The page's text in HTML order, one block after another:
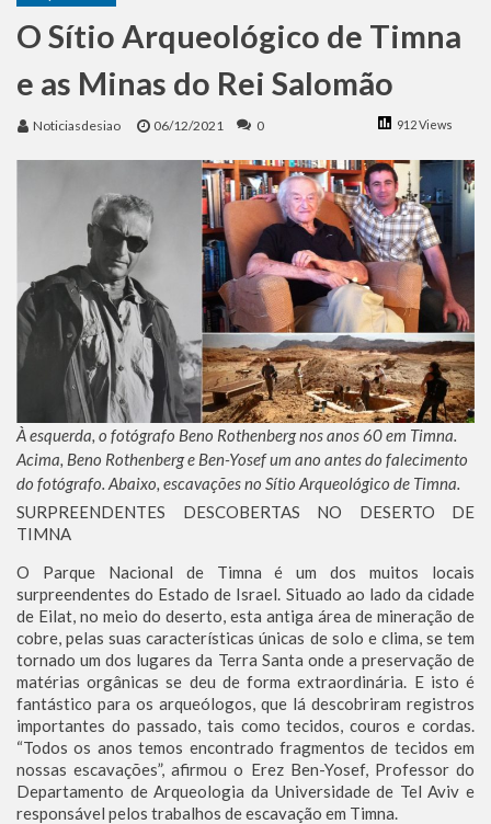
Benjamin Netanyahu faz discurso impactante no Congresso da JNS 2026
O Sítio Arqueológico de Timna
e as Minas do Rei Salomão
Noticiasdesiao 06/12/2021 912 Views
0
À esquerda, o fotógrafo Beno Rothenberg nos anos 60 em Timna.
Acima, Beno Rothenberg e Ben-Yosef um ano antes do falecimento
do fotógrafo. Abaixo, escavações no Sítio Arqueológico de Timna.
SURPREENDENTES DESCOBERTAS NO DESERTO DE
TIMNA
O Parque Nacional de Timna é um dos muitos locais
surpreendentes do Estado de Israel. Situado ao lado da cidade
de Eilat, no meio do deserto, esta antiga área de mineração de
cobre, pelas suas características únicas de solo e clima, se tem
tornado um dos lugares da Terra Santa onde a preservação de
matérias orgânicas se deu de forma extraordinária. E isto é
fantástico para os arqueólogos, que lá descobriram registros
importantes do passado, tais como tecidos, couros e cordas.
“Todos os anos temos encontrado fragmentos de tecidos em
nossas escavações”, afirmou o Erez Ben-Yosef, Professor do
Departamento de Arqueologia da Universidade de Tel Aviv e
responsável pelos trabalhos de escavação em Timna.